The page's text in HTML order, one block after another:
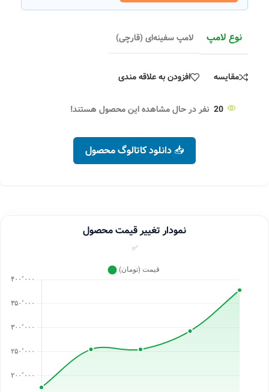
نوع لامپ لامپ سفینه‌ای (قارچی)
مقایسه افزودن به علاقه مندی
20 نفر در حال مشاهده این محصول هستند!
📥 دانلود کاتالوگ محصول
نمودار تغییر قیمت محصول
✅